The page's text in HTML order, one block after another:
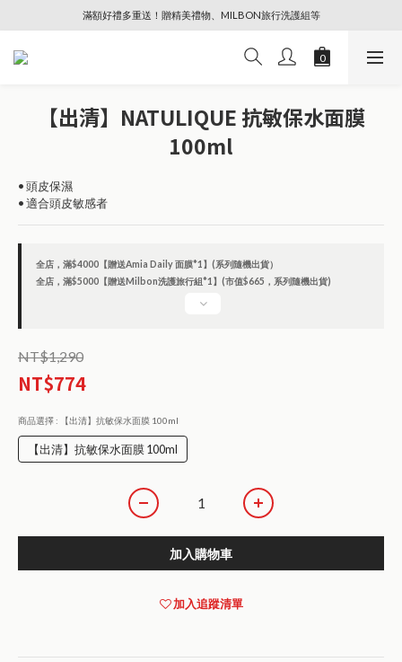
🔥88節專屬奢寵、全館限時優惠【點擊查看】
滿額好禮多重送！贈精美禮物、MILBON旅行洗護組等
🔥88節專屬奢寵、全館限時優惠【點擊查看】
【出清】NATULIQUE 抗敏保水面膜
100ml
• 頭皮保濕
• 適合頭皮敏感者
全店，滿$4000【贈送Amia Daily 面膜*1】(系列隨機出貨）
全店，滿$5000【贈送Milbon洗護旅行組*1】(市值$665，系列隨機出貨)
NT$1,290
NT$774
商品選擇 : 【出清】抗敏保水面膜 100ml
【出清】抗敏保水面膜 100ml
加入購物車
加入追蹤清單